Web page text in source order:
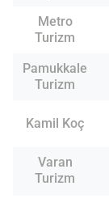
Metro
Turizm
Pamukkale
Turizm
Kamil Koç
Varan
Turizm